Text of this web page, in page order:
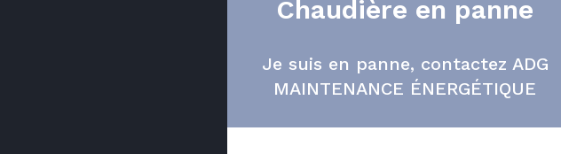
Chaudière en panne
Je suis en panne, contactez ADG
MAINTENANCE ÉNERGÉTIQUE